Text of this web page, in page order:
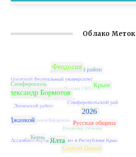
Облако Меток